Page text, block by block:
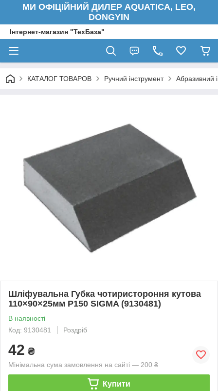
МИ ОФІЦІЙНИЙ ДИЛЕР AQUATICA, LEO,
DONGYIN
Інтернет-магазин "ТехБаза"
КАТАЛОГ ТОВАРОВ Ручний інструмент Абразивний
Шліфувальна Губка чотиристороння кутова
110×90×25мм P150 SIGMA (9130481)
В наявності
Код: 9130481
Роздріб
42 ₴
Мінімальна сума замовлення на сайті — 200 ₴
Купити